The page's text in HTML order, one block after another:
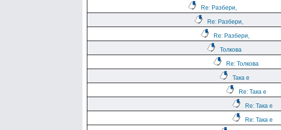
Re: Разбери,
Re: Разбери,
Re: Разбери,
Толкова
Re: Толкова
Така е
Re: Така е
Re: Така е
Re: Така е